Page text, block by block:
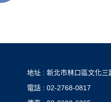
地址 : 新北市林口區文化
電話 : 02-2768-0817